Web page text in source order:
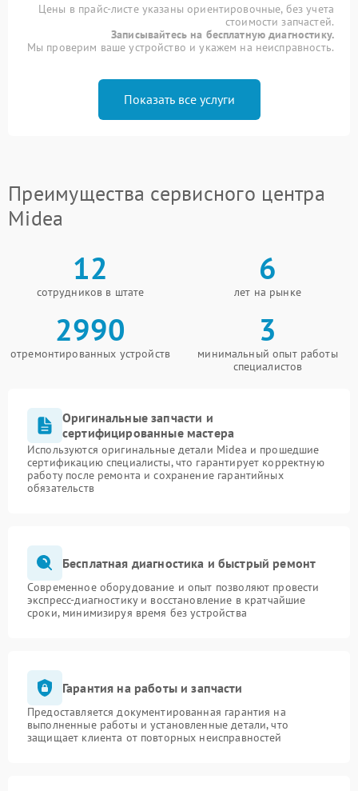
Цены в прайс-листе указаны ориентировочные, без учета
стоимости запчастей.
Записывайтесь на бесплатную диагностику.
Мы проверим ваше устройство и укажем на неисправность.
Показать все услуги
Преимущества сервисного центра
Midea
12
сотрудников в штате
6
лет на рынке
2990
отремонтированных устройств
3
минимальный опыт работы
специалистов
Оригинальные запчасти и
сертифицированные мастера
Используются оригинальные детали Midea и прошедшие
сертификацию специалисты, что гарантирует корректную
работу после ремонта и сохранение гарантийных
обязательств
Бесплатная диагностика и быстрый ремонт
Современное оборудование и опыт позволяют провести
экспресс-диагностику и восстановление в кратчайшие
сроки, минимизируя время без устройства
Гарантия на работы и запчасти
Предоставляется документированная гарантия на
выполненные работы и установленные детали, что
защищает клиента от повторных неисправностей